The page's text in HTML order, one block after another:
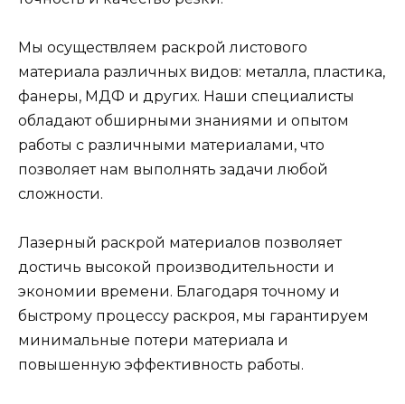
Мы осуществляем раскрой листового
материала различных видов: металла, пластика,
фанеры, МДФ и других. Наши специалисты
обладают обширными знаниями и опытом
работы с различными материалами, что
позволяет нам выполнять задачи любой
сложности.
Лазерный раскрой материалов позволяет
достичь высокой производительности и
экономии времени. Благодаря точному и
быстрому процессу раскроя, мы гарантируем
минимальные потери материала и
повышенную эффективность работы.